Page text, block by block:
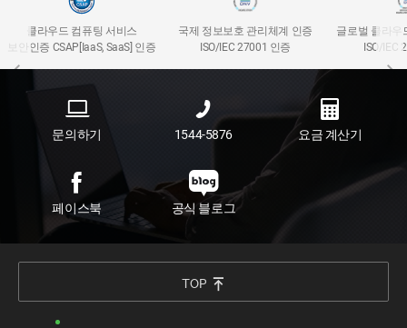
클라우드 컴퓨팅 서비스
보안인증 CSAP[IaaS, SaaS] 인증
국제 정보보호 관리체계 인증
ISO/IEC 27001 인증
글로벌 클라우
ISO/IEC
문의하기 1544-5876 요금 계산기
페이스북 공식 블로그
TOP